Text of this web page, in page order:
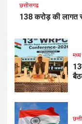
छत्तीसगढ
138 करोड़ की लागत